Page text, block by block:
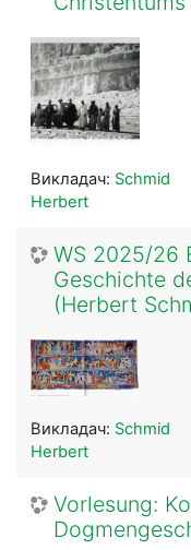
Викладач: Schmid
Herbert
WS 2025/26
Geschichte
(Herbert
Викладач: Schmid
Herbert
Vorlesung: